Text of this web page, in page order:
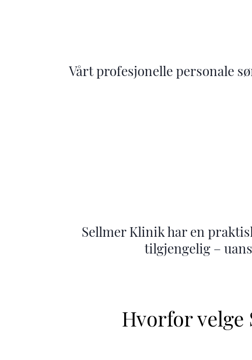
Vårt profesjonelle personale
Sellmer Klinik har en
tilgjengelig –
Hvorfor